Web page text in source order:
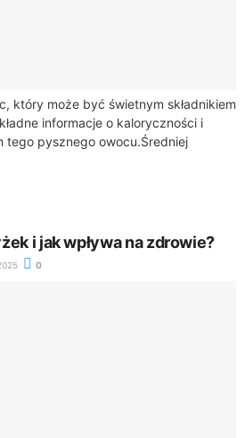
który może być świetnym składnikiem
informacje o kaloryczności i
pysznego owocu.Średniej
około 80 kalorii. Kaloryczność może...
i jak wpływa na zdrowie?
0